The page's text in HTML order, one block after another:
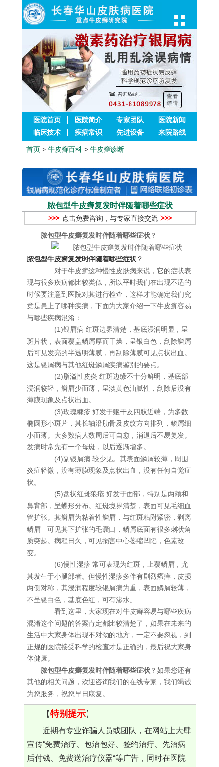
医院首页 医院简介 专家团队
医院新闻
临床技术
疾病常识 先进设备 来院路线
首页 > 牛皮癣百科 > 牛皮癣诊断
脓包型牛皮癣复发时伴随着哪些症状
点击免费咨询，与专家直接交流
脓包型牛皮癣复发时伴随着哪些症状 ？
脓包型牛皮癣复发时伴随着哪些症状 ？
对于牛皮癣这种慢性皮肤病来说，它的症状表
现与很多疾病都比较类似，所以平时我们在出现不适的
时候要注意到医院对其进行检查，这样才能确定我们究
竟是患上了哪种疾病，下面为大家介绍一下牛皮癣容易
与哪些疾病混淆：
(1)银屑病 红斑边界清楚，基底浸润明显，呈
斑片状，表面覆盖鳞屑厚而干燥，呈银白色，刮除鳞屑
后可见发亮的半透明薄膜，再刮除薄膜可见点状出血。
这是银屑病与其他红斑鳞屑疾病鉴别的要点。
(2)脂溢性皮炎 红斑边缘不十分鲜明，基底部
浸润较轻，鳞屑少而薄，呈淡黄色油腻性，刮除后没有
薄膜现象及点状出血。
(3)玫瑰糠疹 好发于躯干及四肢近端，为多数
椭圆形小斑片，其长轴沿肋骨及皮纹方向排列，鳞屑细
小而薄。大多数病人数周后可自愈，消退后不易复发。
发病时常先有一个母斑，以后逐渐增多。
(4)副银屑病 较少见。其表面鳞屑较薄，周围
炎症轻微，没有薄膜现象及点状出血，没有任何自觉症
状。
(5)盘状红斑狼疮 好发于面部，特别是两颊和
鼻背部，呈蝶形分布。红斑境界清楚，表面可见毛细血
管扩张。其鳞屑为粘着性鳞屑，与红斑粘附紧密，剥离
鳞屑，可见其下扩张的毛囊口，鳞屑底面有很多刺状角
质突起。病程日久，可见损害中心萎缩凹陷，色素改
变。
(6)慢性湿疹 常可表现为红斑，上覆鳞屑，尤
其发生于小腿部者。但慢性湿疹多伴有剧烈瘙痒，皮损
两侧对称，其浸润程度较银屑病为重，表面鳞屑较薄，
不呈银白色，基底色红，可有渗水。
看到这里，大家现在对牛皮癣容易与哪些疾病
混淆这个问题的答案肯定都比较清楚了，如果在未来的
生活中大家身体出现不对劲的地方，一定不要忽视，到
正规的医院接受科学的检查才是正确的，最后祝大家身
体健康。
脓包型牛皮癣复发时伴随着哪些症状 ？如果您还有
其他的相关问题，欢迎咨询我们的在线专家，我们竭诚
为您服务，祝您早日康复。
【特别提示】
近期有专业诈骗人员或团队，在网站上大肆
宣传“免费治疗、包治包好、签约治疗、先治病
后付钱、免费送治疗仪器“等广告，同时在医院